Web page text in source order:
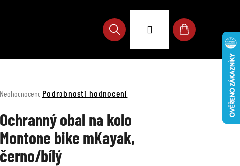
Hledat
Přihlášení
Nákupní
Průměrné
produktu
je
0,0
z
5
Neohodnoceno Podrobnosti hodnocení
Ochranný obal na kolo
Montone bike mKayak,
černo/bílý